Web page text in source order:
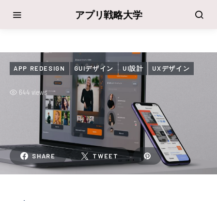
アプリ戦略大学
APP REDESIGN GUIデザイン UI設計 UXデザイン
644 views
SHARE TWEET